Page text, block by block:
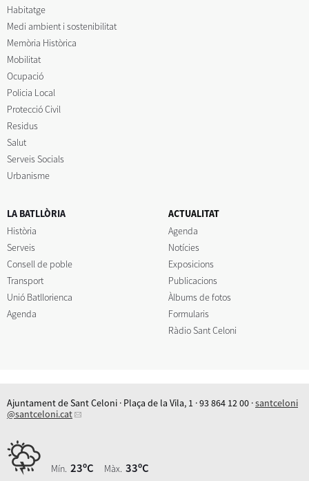
Habitatge
Medi ambient i sostenibilitat
Memòria Històrica
Mobilitat
Ocupació
Policia Local
Protecció Civil
Residus
Salut
Serveis Socials
Urbanisme
LA BATLLÒRIA
Història
Serveis
Consell de poble
Transport
Unió Batllorienca
Agenda
ACTUALITAT
Agenda
Notícies
Exposicions
Publicacions
Àlbums de fotos
Formularis
Ràdio Sant Celoni
Ajuntament de Sant Celoni · Plaça de la Vila, 1 · 93 864 12 00 ·santceloni
@santceloni.cat
Mín. 23ºC Màx. 33ºC